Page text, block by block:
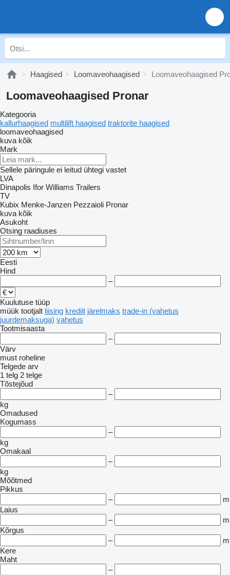
Haagised Loomaveohaagised Loomaveohaagised
Loomaveohaagised Pronar
Kategooria
kallurhaagised multilift haagised traktorite haagised
loomaveohaagised
kuva kõik
Mark
Sellele päringule ei leitud ühtegi vastet
LVA
Dinapolis Ifor Williams Trailers
TV
Kubix Menke-Janzen Pezzaioli Pronar
kuva kõik
Asukoht
Otsing raadiuses
Eesti
Hind
–
Kuulutuse tüüp
müük tootjalt liising krediit järelmaks trade-in (vahetus
juurdemaksuga) vahetus
Tootmisaasta
–
Värv
must roheline
Telgede arv
1 telg 2 telge
Tõstejõud
–
kg
Omadused
Kogumass
–
kg
Omakaal
–
kg
Mõõtmed
Pikkus
–
m
Laius
–
m
Kõrgus
–
m
Kere
Maht
–